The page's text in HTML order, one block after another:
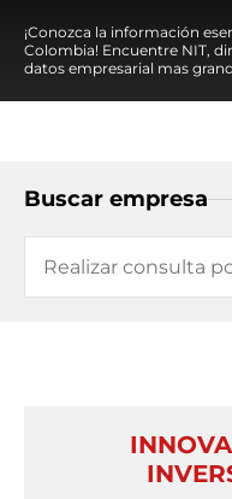
¡Conozca la información
Colombia! Encuentre NIT,
datos empresarial mas
Buscar empresa